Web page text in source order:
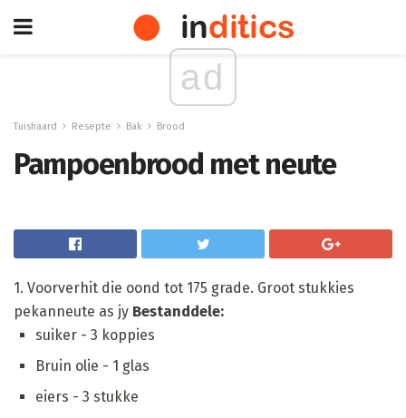
ad
Tuishaard Resepte Bak Brood
Pampoenbrood met neute
1. Voorverhit die oond tot 175 grade. Groot stukkies
pekanneute as jy Bestanddele:
suiker - 3 koppies
Bruin olie - 1 glas
eiers - 3 stukke